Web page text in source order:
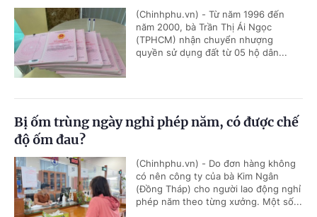
(Chinhphu.vn) - Từ năm 1996 đến
năm 2000, bà Trần Thị Ái Ngọc
(TPHCM) nhận chuyển nhượng
quyền sử dụng đất từ 05 hộ dân...
Bị ốm trùng ngày nghỉ phép năm, có được chế
độ ốm đau?
(Chinhphu.vn) - Do đơn hàng không
có nên công ty của bà Kim Ngân
(Đồng Tháp) cho người lao động nghỉ
phép năm theo từng xưởng. Một số...